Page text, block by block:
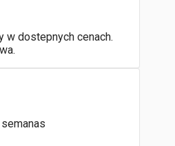
w dostepnych cenach.